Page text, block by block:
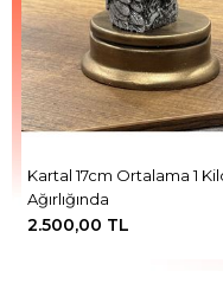
Kartal 17cm Ortalama 1
Ağırlığında
2.500,00 TL